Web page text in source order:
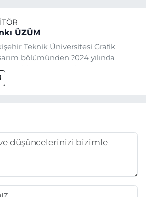
ÜZÜM
Teknik Üniversitesi Grafik
bölümünden 2024 yılında
oldum. Basın sektörüne Mayıs
Eskişehir Haber Ajansı ile adım
hedefliyorum.